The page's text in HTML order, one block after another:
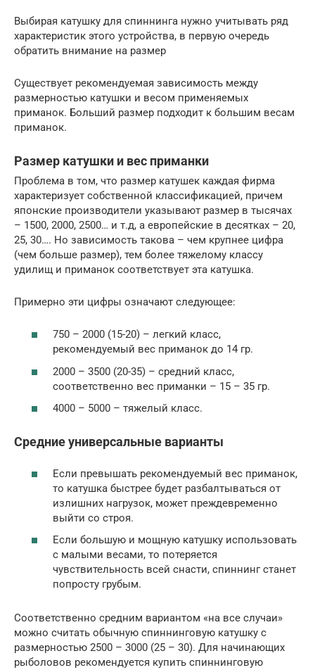
Выбирая катушку для спиннинга нужно учитывать ряд
характеристик этого устройства, в первую очередь
обратить внимание на размер
Существует рекомендуемая зависимость между
размерностью катушки и весом применяемых
приманок. Больший размер подходит к большим весам
приманок.
Размер катушки и вес приманки
Проблема в том, что размер катушек каждая фирма
характеризует собственной классификацией, причем
японские производители указывают размер в тысячах
– 1500, 2000, 2500… и т.д, а европейские в десятках – 20,
25, 30…. Но зависимость такова – чем крупнее цифра
(чем больше размер), тем более тяжелому классу
удилищ и приманок соответствует эта катушка.
Примерно эти цифры означают следующее:
750 – 2000 (15-20) – легкий класс,
рекомендуемый вес приманок до 14 гр.
2000 – 3500 (20-35) – средний класс,
соответственно вес приманки – 15 – 35 гр.
4000 – 5000 – тяжелый класс.
Средние универсальные варианты
Если превышать рекомендуемый вес приманок,
то катушка быстрее будет разбалтываться от
излишних нагрузок, может преждевременно
выйти со строя.
Если большую и мощную катушку использовать
с малыми весами, то потеряется
чувствительность всей снасти, спиннинг станет
попросту грубым.
Соответственно средним вариантом «на все случаи»
можно считать обычную спиннинговую катушку с
размерностью 2500 – 3000 (25 – 30). Для начинающих
рыболовов рекомендуется купить спиннинговую